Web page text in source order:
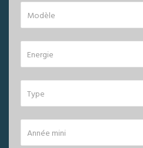
Modèle
Energie
Type
Année mini